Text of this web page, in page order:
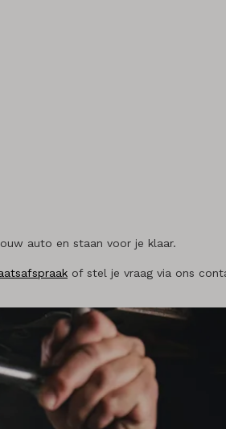
auto en staan voor je klaar.
of stel je vraag via ons